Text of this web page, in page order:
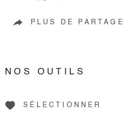
PLUS DE PARTAGE
NOS OUTILS
SÉLECTIONNER